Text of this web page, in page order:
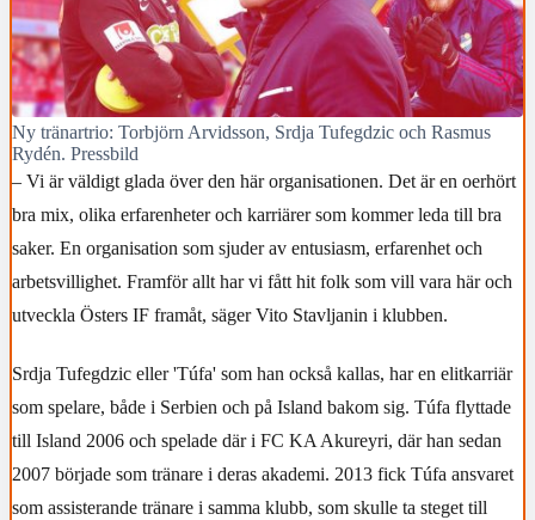
Ny tränartrio: Torbjörn Arvidsson, Srdja Tufegdzic och Rasmus
Rydén. Pressbild
– Vi är väldigt glada över den här organisationen. Det är en oerhört
bra mix, olika erfarenheter och karriärer som kommer leda till bra
saker. En organisation som sjuder av entusiasm, erfarenhet och
arbetsvillighet. Framför allt har vi fått hit folk som vill vara här och
utveckla Östers IF framåt, säger Vito Stavljanin i klubben.
Srdja Tufegdzic eller 'Túfa' som han också kallas, har en elitkarriär
som spelare, både i Serbien och på Island bakom sig. Túfa flyttade
till Island 2006 och spelade där i FC KA Akureyri, där han sedan
2007 började som tränare i deras akademi. 2013 fick Túfa ansvaret
som assisterande tränare i samma klubb, som skulle ta steget till